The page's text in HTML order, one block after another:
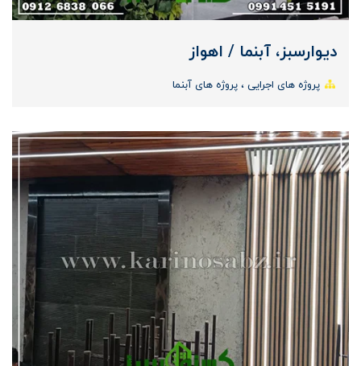
دیوارسبز، آبنما / اهواز
پروژه های اجرایی پروژه های آبنما